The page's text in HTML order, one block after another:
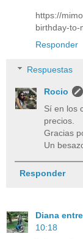
https://
birthday-to-
Responder
Respuestas
Rocio
Sí en los
precios.
Gracias
Un
Responder
Diana
10:18